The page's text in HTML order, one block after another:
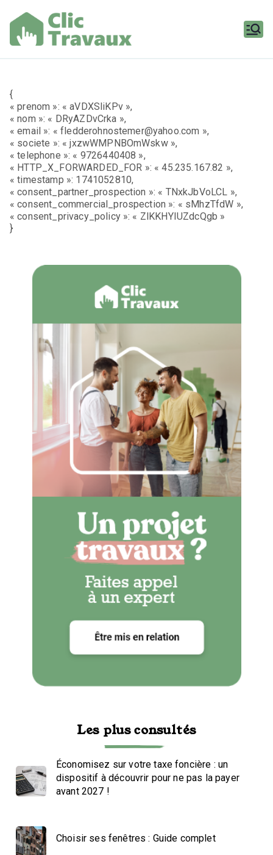
contenu
{
« prenom »: « aVDXSliKPv »,
« nom »: « DRyAZDvCrka »,
« email »: « fledderohnostemer@yahoo.com »,
« societe »: « jxzwWMPNBOmWskw »,
« telephone »: « 9726440408 »,
« HTTP_X_FORWARDED_FOR »: « 45.235.167.82 »,
« timestamp »: 1741052810,
« consent_partner_prospection »: « TNxkJbVoLCL »,
« consent_commercial_prospection »: « sMhzTfdW »,
« consent_privacy_policy »: « ZlKKHYIUZdcQgb »
}
Les plus consultés
Économisez sur votre taxe foncière : un
dispositif à découvrir pour ne pas la payer
avant 2027 !
Choisir ses fenêtres : Guide complet